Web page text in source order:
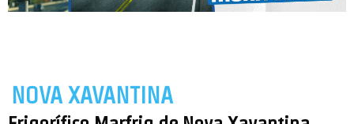
NOVA XAVANTINA